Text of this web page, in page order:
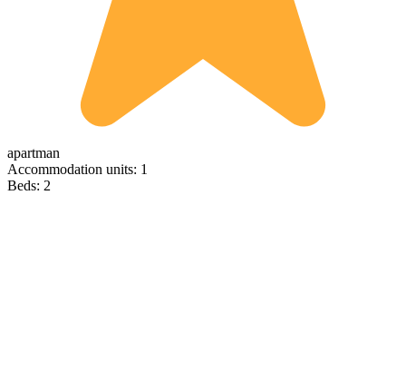
apartman
Accommodation units: 1
Beds: 2